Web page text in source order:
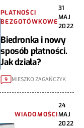
PŁATNOŚCI
BEZGOTÓWKOWE
31
MAJ
2022
Biedronka i nowy
sposób płatności.
Jak działa?
9 MIESZKO ZAGAŃCZYK
WIADOMOŚCI
24
MAJ
2022